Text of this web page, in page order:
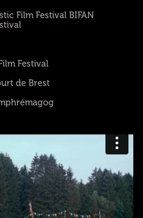
Film Festival BIFAN
Festival
de Brest